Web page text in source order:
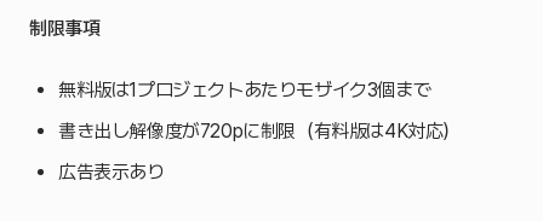
制限事項
無料版は1プロジェクトあたりモザイク3個まで
書き出し解像度が720pに制限（有料版は4K対応）
広告表示あり